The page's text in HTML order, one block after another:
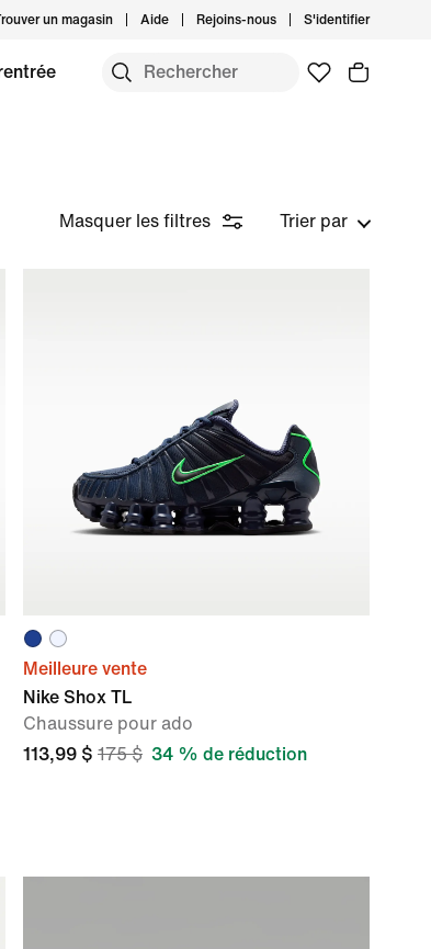
un magasin Aide Rejoins-nous S'identifier
Masquer les filtres Trier par
Meilleure vente
Nike Shox TL
Chaussure pour ado
113,99 $ 175 $ 34 % de réduction